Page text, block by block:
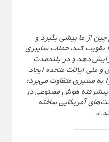
چین از ما پیشی بگیرد و
تقویت کند، حملات سایبری
دهد و در بلندمدت
ملی ایالات متحده ایجاد
به مسیری متفاوت می‌برد؛
هوش مصنوعی در
آمریکایی ساخته